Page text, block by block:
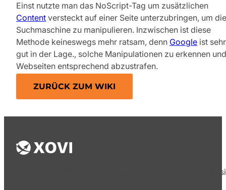
Einst nutzte man das NoScript-Tag um zusätzlichen
Content versteckt auf einer Seite unterzubringen, um die
Suchmaschine zu manipulieren. Inzwischen ist diese
Methode keineswegs mehr ratsam, denn Google ist sehr
gut in der Lage., solche Manipulationen zu erkennen und
Webseiten entsprechend abzustrafen.
ZURÜCK ZUM WIKI
Die XOVI GmbH bietet seit 2009 von ihrem